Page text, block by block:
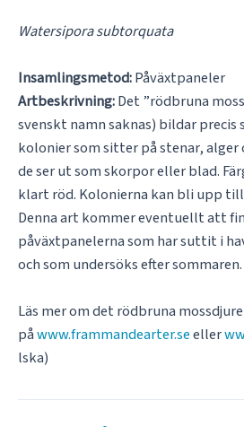
Watersipora subtorquata
Insamlingsmetod:Påväxtpaneler
Artbeskrivning:Det ”rödbruna
svenskt namn saknas) bildar precis
kolonier som sitter på stenar, alger
de ser ut som skorpor eller blad.
klart röd. Kolonierna kan bli upp till
Denna art kommer eventuellt att
påväxtpanelerna som har suttit i
och som undersöks efter sommaren.
Läs mer om det rödbruna
påwww.frammandearter.seeller
lska)